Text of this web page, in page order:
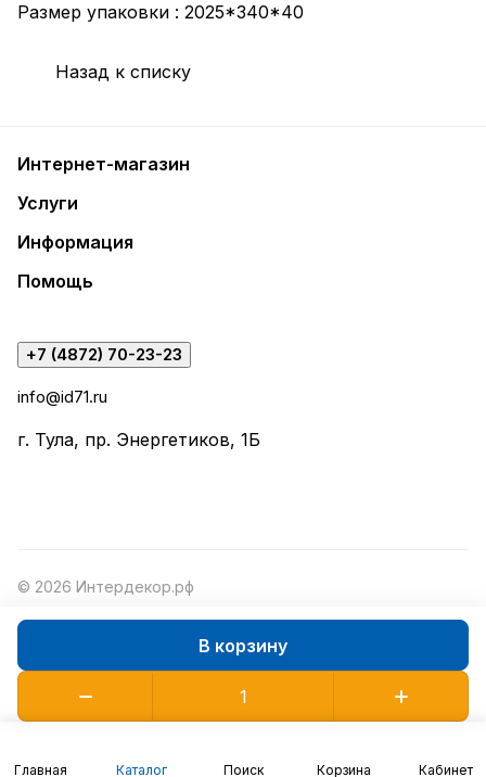
В корзину
Размер упаковки : 2025*340*40
Назад к списку
Главная Каталог Поиск Корзина Кабинет
Интернет-магазин
Услуги
Информация
Помощь
+7 (4872) 70-23-23
info@id71.ru
г. Тула, пр. Энергетиков, 1Б
© 2026 Интердекор.рф